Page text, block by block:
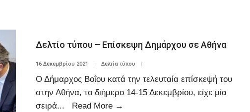
Δελτίο τύπου – Επίσκεψη Δημάρχου σε Αθήνα
16 Δεκεμβρίου 2021 | Δελτία τύπου |
Ο Δήμαρχος Βοΐου κατά την τελευταία επίσκεψή του
στην Αθήνα, το διήμερο 14-15 Δεκεμβρίου, είχε μία
σειρά... Read More →